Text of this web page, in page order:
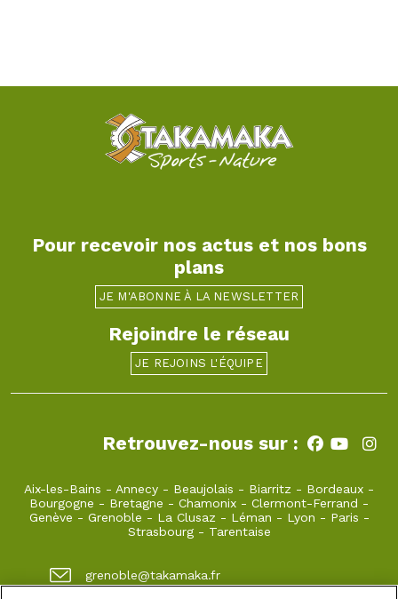
Pour recevoir nos actus et nos bons
plans
JE M'ABONNE À LA NEWSLETTER
Rejoindre le réseau
JE REJOINS L'ÉQUIPE
Retrouvez-nous sur :
Aix-les-Bains - Annecy - Beaujolais - Biarritz - Bordeaux -
Bourgogne - Bretagne - Chamonix - Clermont-Ferrand -
Genève - Grenoble - La Clusaz - Léman - Lyon - Paris -
Strasbourg- Tarentaise
grenoble@takamaka.fr